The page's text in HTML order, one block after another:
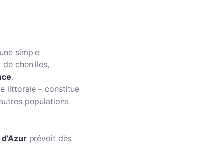
simple
chenilles,
.
littorale – constitue
populations
prévoit dès